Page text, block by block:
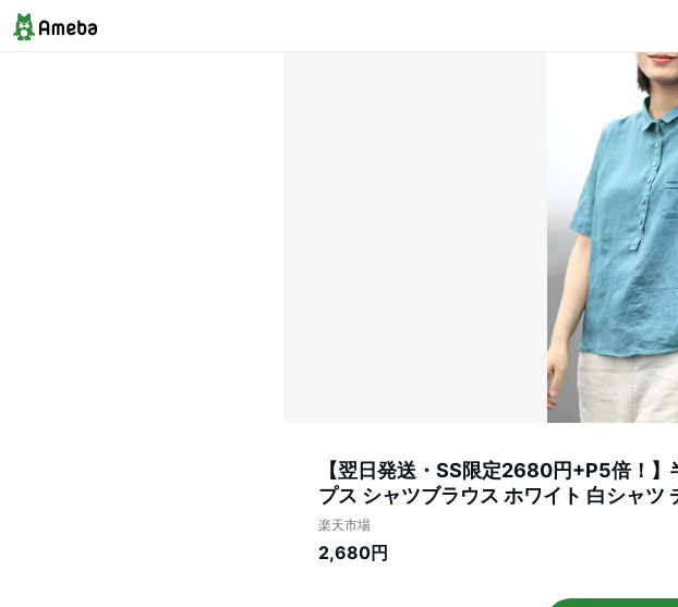
【翌日発送・SS限定2680円+P5倍！
プス シャツブラウス ホワイト 白シャツ
ス 半袖 リネンブラウス 前開き 折り襟
め
楽天市場
2,680円